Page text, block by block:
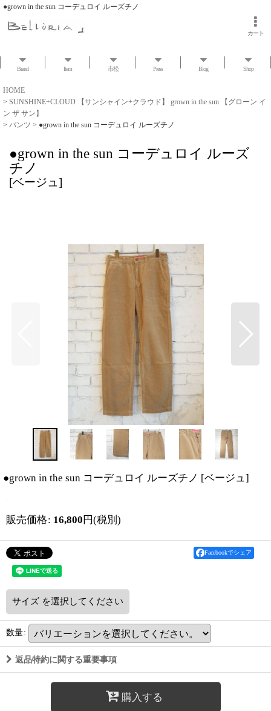
●grown in the sun コーデュロイ ルーズチノ
カート
Brand Item 市松 Press Blog Shop
HOME
> SUNSHINE+CLOUD 【サンシャイン+クラウド】 grown in the sun 【グローン イ
ン ザ サン】
> パンツ > ●grown in the sun コーデュロイ ルーズチノ
●grown in the sun コーデュロイ ルーズ
チノ
[ベージュ ]
●grown in the sun コーデュロイ ルーズチノ [ベージュ ]
販売価格: 16,800 円(税別)
Facebookでシェア
サイズ を選択してください
数量:
返品特約に関する重要事項
購入する